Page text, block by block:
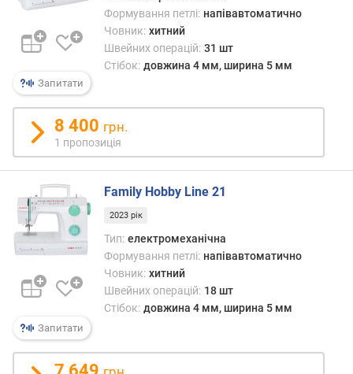
е
в
х
з
а
г
у
к
а
и
а
д
Запитати
Формування петлі: напівавтоматично
Човник: хитний
Швейних операцій: 31 шт
Стібок: довжина 4 мм, ширина 5 мм
8 400 грн.
1 пропозиція
Запитати
Family Hobby Line 21
2023 рік
Тип: електромеханічна
Формування петлі: напівавтоматично
Човник: хитний
Швейних операцій: 18 шт
Стібок: довжина 4 мм, ширина 5 мм